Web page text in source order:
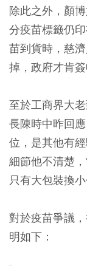
除此之外，顏
分疫苗標籤仍
苗到貨時，慈
掉，政府才肯簽
至於工商界大
長陳時中昨回
位，是其他有
細節他不清楚
只有大包裝換小
對於疫苗爭議
明如下：